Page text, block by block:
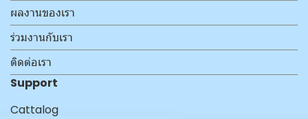
ผลงานของเรา
ร่วมงานกับเรา
ติดต่อเรา
Support
Cattalog